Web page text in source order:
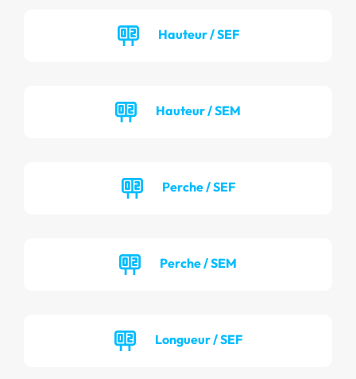
Hauteur / SEF
Hauteur / SEM
Perche / SEF
Perche / SEM
Longueur / SEF